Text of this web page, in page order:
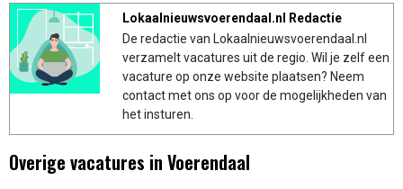
Lokaalnieuwsvoerendaal.nl Redactie
De redactie van Lokaalnieuwsvoerendaal.nl
verzamelt vacatures uit de regio. Wil je zelf een
vacature op onze website plaatsen? Neem
contact met ons op voor de mogelijkheden van
het insturen.
Overige vacatures in Voerendaal